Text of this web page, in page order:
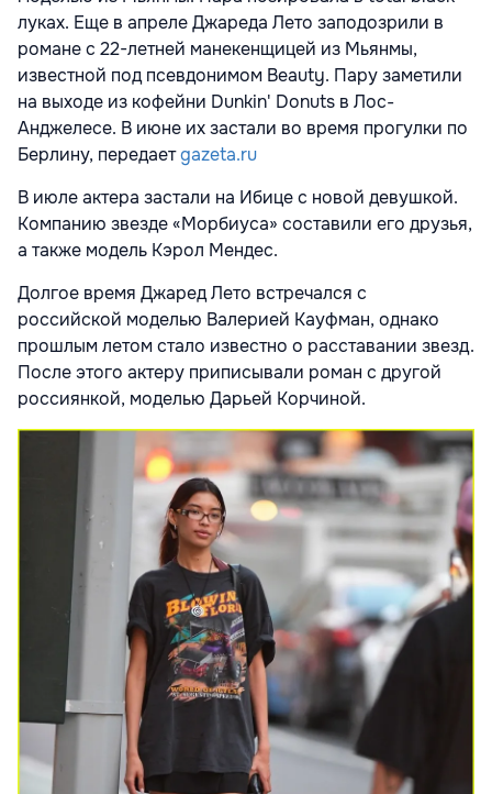
луках. Еще в апреле Джареда Лето заподозрили в
романе с 22-летней манекенщицей из Мьянмы,
известной под псевдонимом Beauty. Пару заметили
на выходе из кофейни Dunkin' Donuts в Лос-
Анджелесе. В июне их застали во время прогулки по
Берлину, передаетgazeta.ru
В июле актера застали на Ибице с новой девушкой.
Компанию звезде «Морбиуса» составили его друзья,
а также модель Кэрол Мендес.
Долгое время Джаред Лето встречался с
российской моделью Валерией Кауфман, однако
прошлым летом стало известно о расставании звезд.
После этого актеру приписывали роман с другой
россиянкой, моделью Дарьей Корчиной.